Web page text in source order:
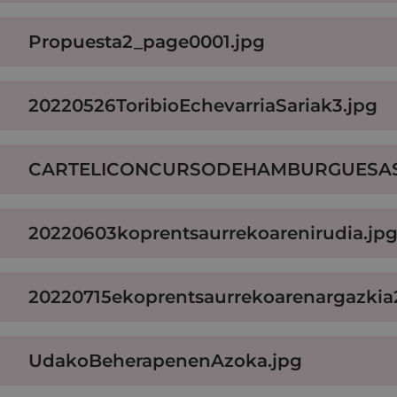
Propuesta2_page0001.jpg
20220526ToribioEchevarriaSariak3.jpg
20220603koprentsaurrekoarenirudia.jpg
UdakoBeherapenenAzoka.jpg